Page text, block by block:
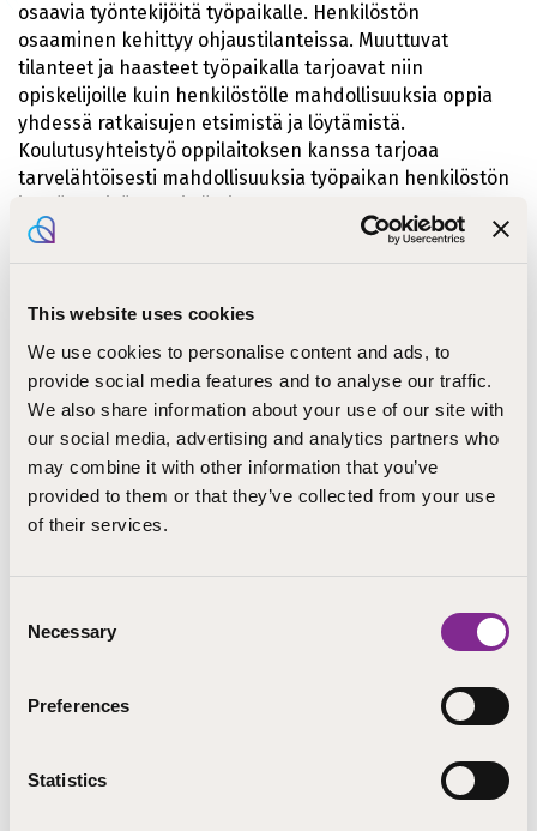
This website uses cookies
We use cookies to personalise content and ads, to
provide social media features and to analyse our traffic.
We also share information about your use of our site with
our social media, advertising and analytics partners who
may combine it with other information that you’ve
provided to them or that they’ve collected from your use
of their services.
Selection
Necessary
Preferences
Statistics
osaavia työntekijöitä työpaikalle. Henkilöstön
osaaminen kehittyy ohjaustilanteissa. Muuttuvat
tilanteet ja haasteet työpaikalla tarjoavat niin
opiskelijoille kuin henkilöstölle mahdollisuuksia oppia
yhdessä ratkaisujen etsimistä ja löytämistä.
Koulutusyhteistyö oppilaitoksen kanssa tarjoaa
tarvelähtöisesti mahdollisuuksia työpaikan henkilöstön
HOKS ohjaa opiskelijan opintoja
Opiskelija hankkii tutkintoa varten sellaista osaamista,
jota häneltä vielä puuttuu.
Jokaiselle opiskelijalle laaditaan opintojen alkaessa
henkilökohtainen osaamisen kehittämissuunnitelma eli
HOKS. Opettaja ja opiskelija arvioivat yhdessä, mitä
osaamista opiskelijalla jo on, mitä osaamista hänen
tulisi saavuttaa, missä hän osaamisen parhaiten voisi
edustajan kanssa.
Työpaikalle voi tulla kuka tahansa alan ammattiin
aikuinen, nuori, tukea tarvitseva, motivoitunut tai vielä
Osaamisen hankkiminen työpaikalla